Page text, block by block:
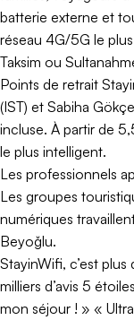
batterie externe et
réseau 4G/5G le
Taksim ou
Points de retrait
(IST) et Sabiha
incluse. À partir de
le plus intelligent.
Les professionnels
Les groupes
numériques
Beyoğlu.
StayinWifi, c’est
milliers d’avis 5
mon séjour ! » «